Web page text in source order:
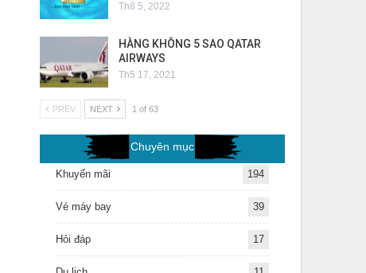
Th8 5, 2022
HÀNG KHÔNG 5 SAO QATAR
AIRWAYS
Th5 17, 2021
PREV NEXT 1 of 63
Chuyên mục
Khuyến mãi 194
Vé máy bay 39
Hỏi đáp 17